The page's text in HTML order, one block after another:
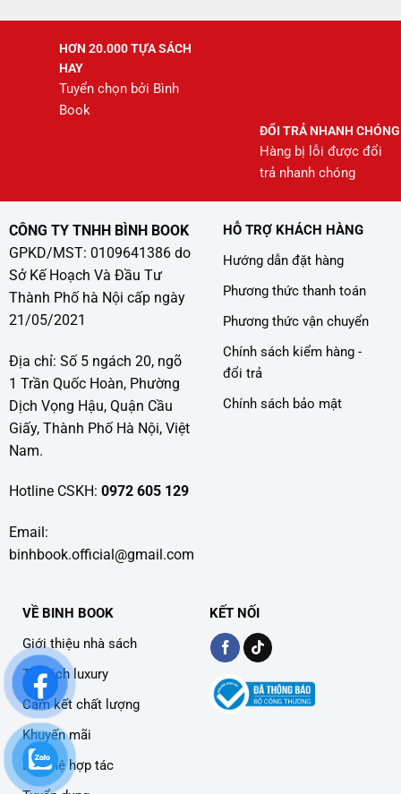
HƠN 20.000 TỰA SÁCH
HAY
Tuyển chọn bởi Bình
Book
ĐỔI TRẢ NHANH CHÓNG
Hàng bị lỗi được đổi
trả nhanh chóng
CÔNG TY TNHH BÌNH BOOK
GPKD/MST: 0109641386 do
Sở Kế Hoạch Và Đầu Tư
Thành Phố hà Nội cấp ngày
21/05/2021
Địa chỉ: Số 5 ngách 20, ngõ
1 Trần Quốc Hoàn, Phường
Dịch Vọng Hậu, Quận Cầu
Giấy, Thành Phố Hà Nội, Việt
Nam.
Hotline CSKH: 0972 605 129
Email:
binhbook.official@gmail.com
HỖ TRỢ KHÁCH HÀNG
Hướng dẫn đặt hàng
Phương thức thanh toán
Phương thức vận chuyển
Chính sách kiểm hàng -
đổi trả
Chính sách bảo mật
VỀ BINH BOOK
Giới thiệu nhà sách
Tủ sách luxury
Cam kết chất lượng
Khuyến mãi
Liên hệ hợp tác
KẾT NỐI